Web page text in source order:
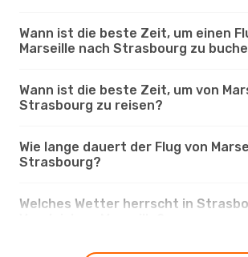
Wann ist die beste Zeit, um einen
Marseille nach Strasbourg zu
Wann ist die beste Zeit, um von
Strasbourg zu reisen?
Wie lange dauert der Flug von
Strasbourg?
Welches Wetter herrscht in